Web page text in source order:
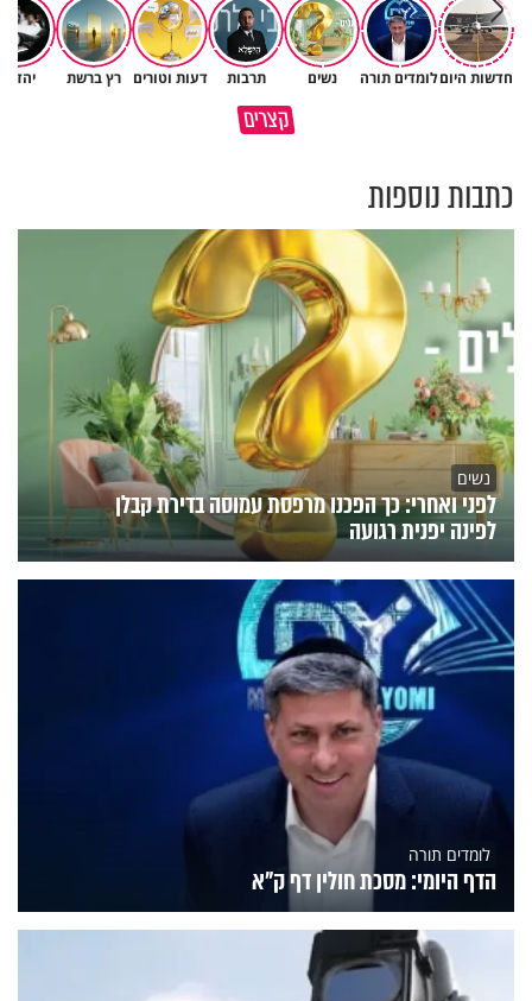
חדשות היוםלומדים תורה נשים תרבות דעות וטורים רץ ברשת יהדות
קצריםברכה או קללה? הכל בידים שלנו
איך לשלוט בסיטואציה בצורה
כתבות נוספות
נשים
לפני ואחרי: כך הפכנו מרפסת עמוסה בדירת קבלן
לפינה יפנית רגועה
לומדים תורה
הדף היומי: מסכת חולין דף ק"א